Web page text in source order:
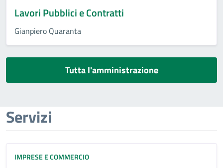
Lavori Pubblici e Contratti
Gianpiero Quaranta
Tutta l'amministrazione
Servizi
IMPRESE E COMMERCIO